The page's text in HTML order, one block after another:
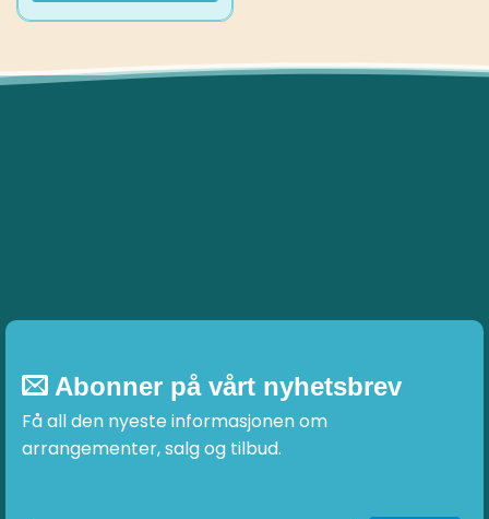
Abonner på vårt nyhetsbrev
Få all den nyeste informasjonen om
arrangementer, salg og tilbud.